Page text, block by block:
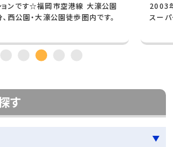
ョンです☆福岡市空港線 大濠公園
西公園・大濠公園徒歩圏内です。
2003
スーパ
す